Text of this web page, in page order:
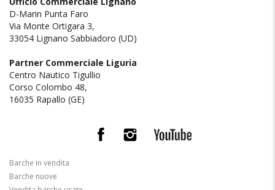
D-Marin Punta Faro
Via Monte Ortigara 3,
33054 Lignano Sabbiadoro (UD)
Partner Commerciale Liguria
Centro Nautico Tigullio
Corso Colombo 48,
16035 Rapallo (GE)
Barche in vendita
Barche nuove